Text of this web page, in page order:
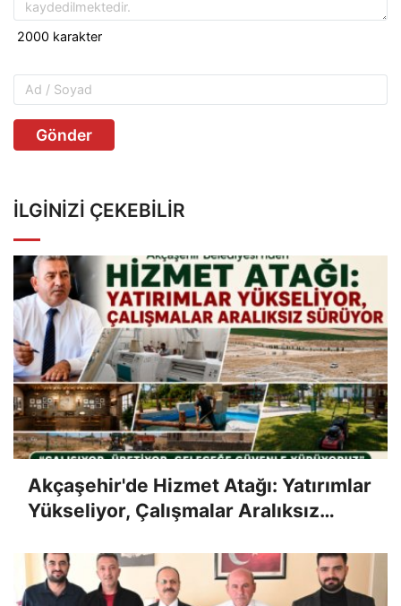
Gönder
İLGINIZI ÇEKEBILIR
Akçaşehir'de Hizmet Atağı: Yatırımlar
Yükseliyor, Çalışmalar Aralıksız